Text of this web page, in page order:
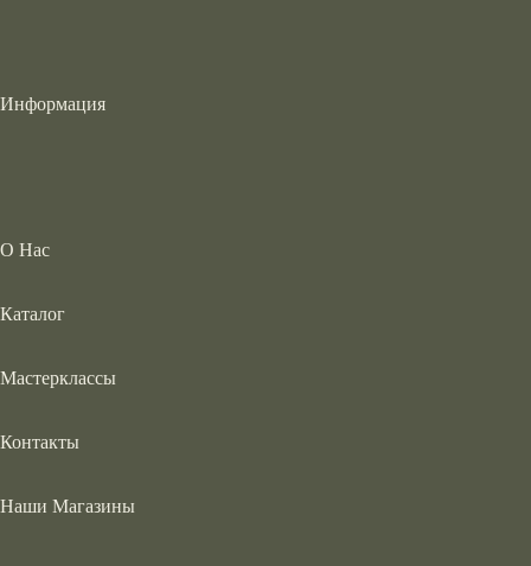
Информация
О Нас
Каталог
Мастерклассы
Контакты
Наши Магазины